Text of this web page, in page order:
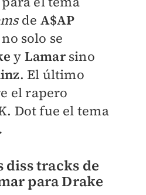
de A$AP
solo se
y Lamarsino
. El último
el rapero
Dot fue el tema
diss tracks de
para Drake